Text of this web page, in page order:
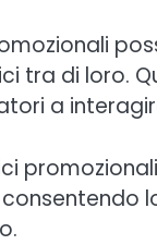
tra di loro.
a